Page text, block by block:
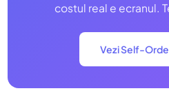
costul real e ecranul.
Vezi Self-